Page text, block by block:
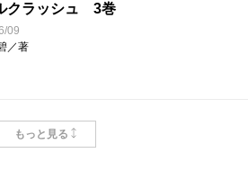
クラッシュ 3巻
09
／著
クラッシュ 2巻
09
もっと見る